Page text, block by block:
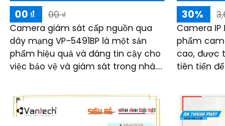
00 ₫
00 ₫
Camera giám sát cấp nguồn qua
dây mạng VP-5491BP là một sản
phẩm hiệu quả và đáng tin cậy cho
việc bảo vệ và giám sát trong nhà.
DWDR 120db, camera...
30%
Camera IP
phẩm
cao, được
tiên tiến
Power over...